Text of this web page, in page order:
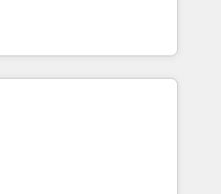
high-quality leads
the buying cycle with
the process, technology and
revenue-driving
South Africa and London,
that aligns sales,
down silos, and gives
single source of truth to
and better decision-